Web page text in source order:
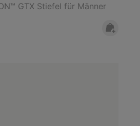
GTX Stiefel für Männer